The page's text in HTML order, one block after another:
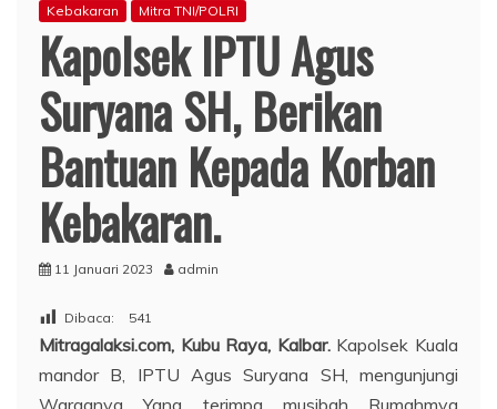
Kebakaran Mitra TNI/POLRI
Kapolsek IPTU Agus
Suryana SH, Berikan
Bantuan Kepada Korban
Kebakaran.
11 Januari 2023 admin
Dibaca: 541
Mitragalaksi.com, Kubu Raya, Kalbar. Kapolsek Kuala
mandor B, IPTU Agus Suryana SH, mengunjungi
Warganya Yang terimpa musibah Rumahmya